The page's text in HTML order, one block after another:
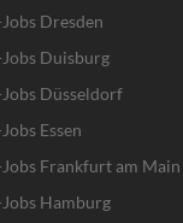
Dresden
Duisburg
Düsseldorf
Essen
Frankfurt am Main
Hamburg